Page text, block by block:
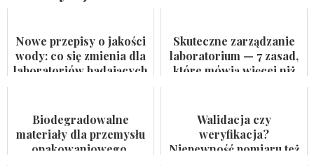
Nowe przepisy o jakości
wody: co się zmienia dla
laboratoriów badających
Skuteczne zarządzanie
laboratorium — 7 zasad,
które mówią więcej niż
Biodegradowalne
materiały dla przemysłu
opakowaniowego.
Walidacja czy
weryfikacja?
Niepewność pomiaru też